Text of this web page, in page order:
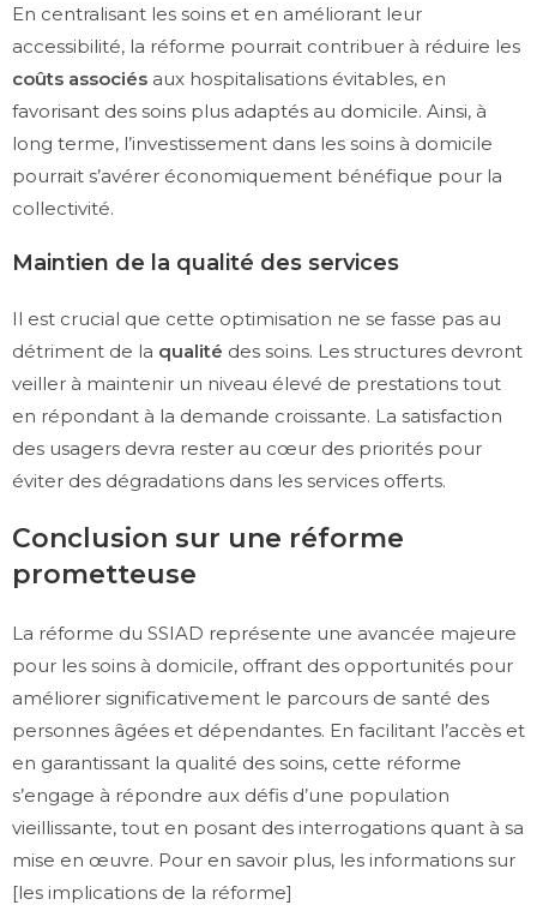
En centralisant les soins et en améliorant leur
accessibilité, la réforme pourrait contribuer à réduire les
coûts associés aux hospitalisations évitables, en
favorisant des soins plus adaptés au domicile. Ainsi, à
long terme, l’investissement dans les soins à domicile
pourrait s’avérer économiquement bénéfique pour la
collectivité.
Maintien de la qualité des services
Il est crucial que cette optimisation ne se fasse pas au
détriment de la qualité des soins. Les structures devront
veiller à maintenir un niveau élevé de prestations tout
en répondant à la demande croissante. La satisfaction
des usagers devra rester au cœur des priorités pour
éviter des dégradations dans les services offerts.
Conclusion sur une réforme
prometteuse
La réforme du SSIAD représente une avancée majeure
pour les soins à domicile, offrant des opportunités pour
améliorer significativement le parcours de santé des
personnes âgées et dépendantes. En facilitant l’accès et
en garantissant la qualité des soins, cette réforme
s’engage à répondre aux défis d’une population
vieillissante, tout en posant des interrogations quant à sa
mise en œuvre. Pour en savoir plus, les informations sur
[les implications de la réforme]